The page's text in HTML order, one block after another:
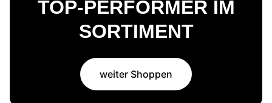
TOP-PERFORMER IM
SORTIMENT
weiter Shoppen